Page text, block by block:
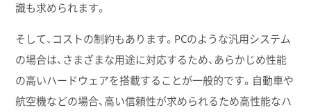
識も求められます。
そして、コストの制約もあります。PCのような汎用システム
の場合は、さまざまな用途に対応するため、あらかじめ性能
の高いハードウェアを搭載することが一般的です。自動車や
航空機などの場合、高い信頼性が求められるため高性能なハ